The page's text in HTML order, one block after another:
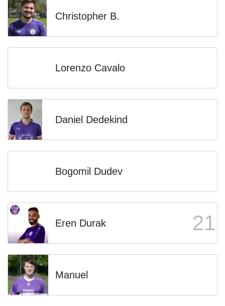
Christopher B.
Lorenzo Cavalo
Daniel Dedekind
Bogomil Dudev
Eren Durak 21
Manuel